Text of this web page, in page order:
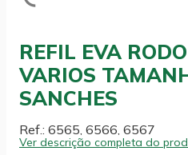
REFIL EVA
VARIOS
SANCHES
Ref.: 6565, 6566, 6567
Ver descrição completa do